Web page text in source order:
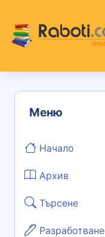
Меню
Начало
Архив
Търсене
Разработване